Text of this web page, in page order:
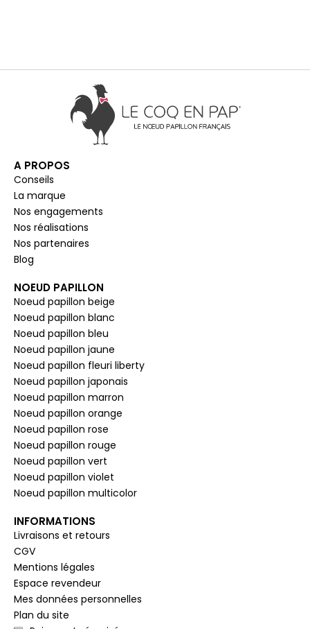
A PROPOS
Conseils
La marque
Nos engagements
Nos réalisations
Nos partenaires
Blog
NOEUD PAPILLON
Noeud papillon beige
Noeud papillon blanc
Noeud papillon bleu
Noeud papillon jaune
Noeud papillon fleuri liberty
Noeud papillon japonais
Noeud papillon marron
Noeud papillon orange
Noeud papillon rose
Noeud papillon rouge
Noeud papillon vert
Noeud papillon violet
Noeud papillon multicolor
INFORMATIONS
Livraisons et retours
CGV
Mentions légales
Espace revendeur
Mes données personnelles
Plan du site